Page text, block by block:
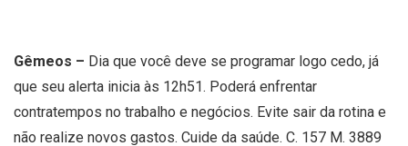
Gêmeos – Dia que você deve se programar logo cedo, já
que seu alerta inicia às 12h51. Poderá enfrentar
contratempos no trabalho e negócios. Evite sair da rotina e
não realize novos gastos. Cuide da saúde. C. 157 M. 3889